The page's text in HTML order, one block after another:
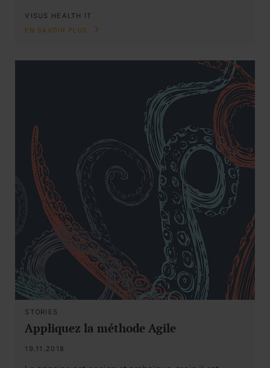
VISUS HEALTH IT
EN SAVOIR PLUS
STORIES
Appliquez la méthode Agile
19.11.2018